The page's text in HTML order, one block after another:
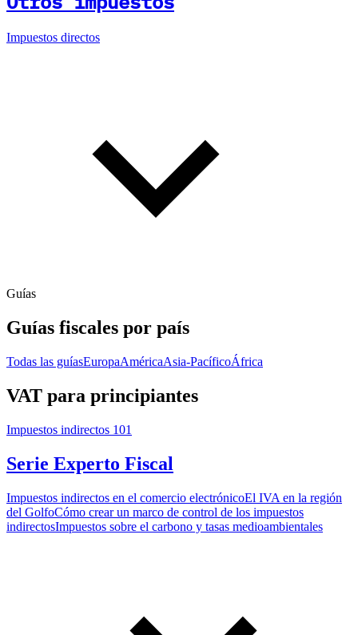
Impuestos directos
Guías
Guías fiscales por país
Todas las guíasEuropaAméricaAsia-PacíficoÁfrica
VAT para principiantes
Impuestos indirectos 101
Serie Experto Fiscal
Impuestos indirectos en el comercio electrónicoEl IVA en la región
del GolfoCómo crear un marco de control de los impuestos
indirectosImpuestos sobre el carbono y tasas medioambientales